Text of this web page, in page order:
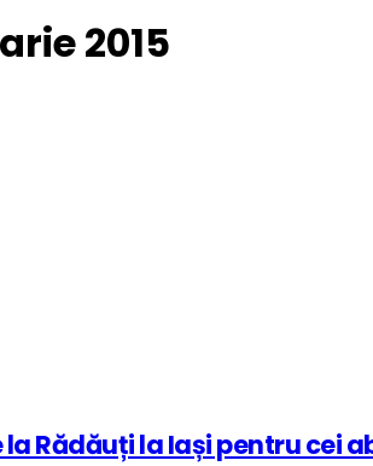
2015
Rădăuți la Iași pentru cei